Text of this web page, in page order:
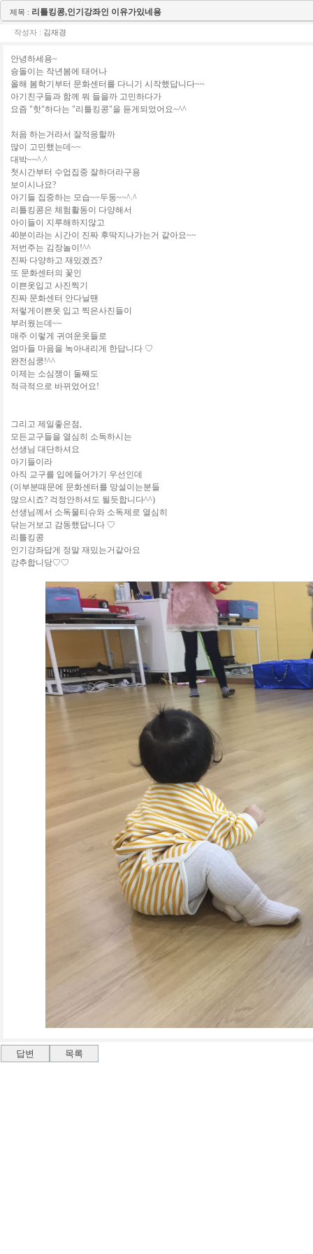
제목 : 리틀킹콩,인기강좌인 이유가있네용
작성자 : 김재경
안녕하세용~
슝돌이는 작년봄에 태어나
올해 봄학기부터 문화센터를 다니기 시작했답니다~~
아기친구들과 함께 뭐 들을까 고민하다가
요즘 "핫"하다는 "리틀킹콩"을 듣게되었어요~^^
처음 하는거라서 잘적응할까
많이 고민했는데~~
대박~~^.^
첫시간부터 수업집중 잘하더라구용
보이시나요?
아기들 집중하는 모습~~두둥~~^.^
리틀킹콩은 체험활동이 다양해서
아이들이 지루해하지않고
40분이라는 시간이 진짜 후딱지나가는거 같아요~~
저번주는 김장놀이!^^
진짜 다양하고 재밌겠죠?
또 문화센터의 꽃인
이쁜옷입고 사진찍기
진짜 문화센터 안다닐땐
저렇게이쁜옷 입고 찍은사진들이
부러웠는데~~
매주 이렇게 귀여운옷들로
엄마들 마음을 녹아내리게 한답니다 ♡
완전심쿵!^^
이제는 소심쟁이 둘째도
적극적으로 바뀌었어요!
그리고 제일좋은점,
모든교구들을 열심히 소독하시는
선생님 대단하셔요
아기들이라
아직 교구를 입에들어가기 우선인데
(이부분때문에 문화센터를 망설이는분들
많으시죠? 걱정안하셔도 될듯합니다^^)
선생님께서 소독물티슈와 소독제로 열심히
닦는거보고 감동했답니다 ♡
리틀킹콩
인기강좌답게 정말 재밌는거같아요
강추합니당♡♡